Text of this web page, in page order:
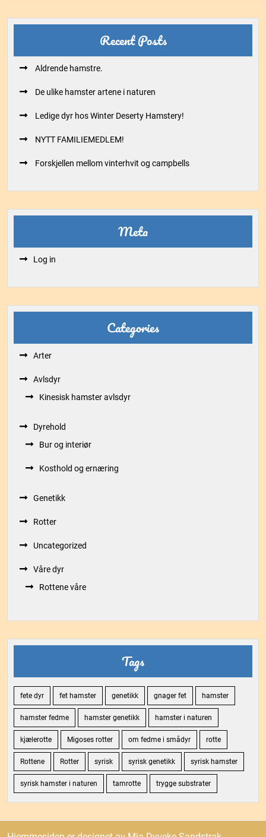
Recent Posts
Aldrende hamstre.
De ulike hamster artene i naturen
Ledige dyr hos Winter Deserty Hamstery!
NYTT FAMILIEMEDLEM!
Forskjellen mellom vinterhvit og campbells
Meta
Log in
Categories
Arter
Avlsdyr
Kinesisk hamster avlsdyr
Dyrehold
Bur og interiør
Kosthold og ernæring
Genetikk
Rotter
Uncategorized
Våre dyr
Rottene våre
Tags
fete dyr fet hamster genetikk gnager fet hamster
hamster fedme hamster genetikk hamster i naturen
kjælerotte Migoses rotter om fedme i smådyr rotte
Rottene Rotter syrisk syrisk genetikk syrisk hamster
syrisk hamster i naturen tamrotte trygge substrater